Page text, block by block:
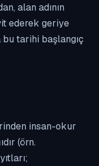
alan adının
ederek geriye
tarihi başlangıç
insan-okur
(örn.